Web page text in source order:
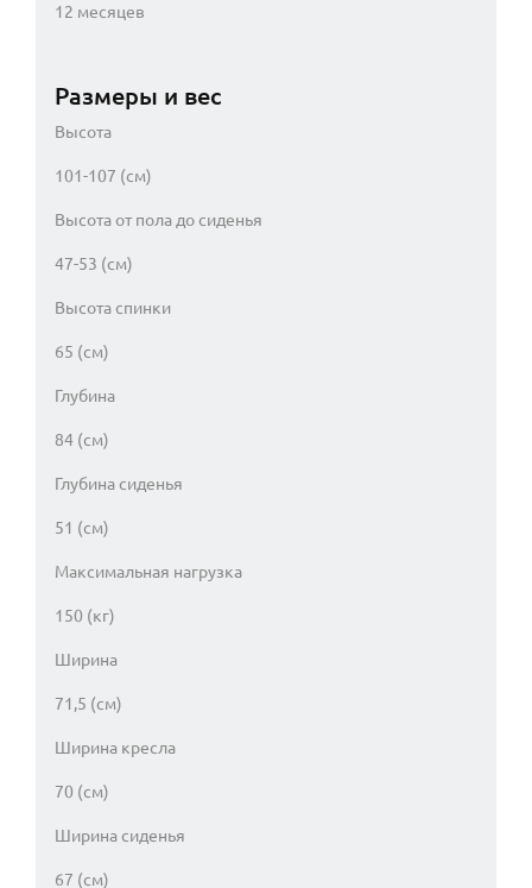
12 месяцев
Размеры и вес
Высота
101-107 (см)
Высота от пола до сиденья
47-53 (см)
Высота спинки
65 (см)
Глубина
84 (см)
Глубина сиденья
51 (см)
Максимальная нагрузка
150 (кг)
Ширина
71,5 (см)
Ширина кресла
70 (см)
Ширина сиденья
67 (см)